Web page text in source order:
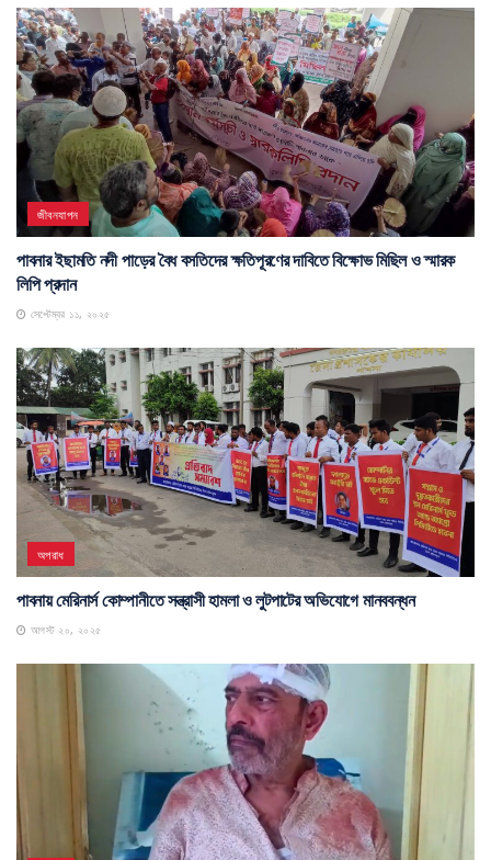
জীবনযাপন
পাবনার ইছামতি নদী পাড়ের বৈধ বসতিদের ক্ষতিপূরণের দাবিতে বিক্ষোভ মিছিল ও স্মারক
লিপি প্রদান
সেপ্টেম্বর ১১, ২০২৫
অপরাধ
পাবনায় মেরিনার্স কোম্পানীতে সন্ত্রাসী হামলা ও লুটপাটের অভিযোগে মানববন্ধন
আগস্ট ২০, ২০২৫